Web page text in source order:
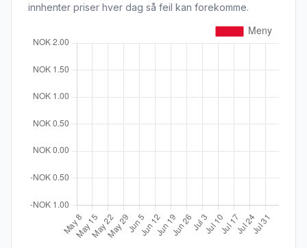
innhenter priser hver dag så feil kan forekomme.